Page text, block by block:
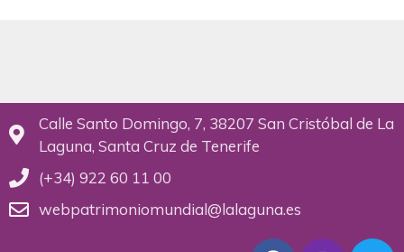
Calle Santo Domingo, 7, 38207 San Cristóbal de La
Laguna, Santa Cruz de Tenerife
(+34) 922 60 11 00
webpatrimoniomundial@lalaguna.es